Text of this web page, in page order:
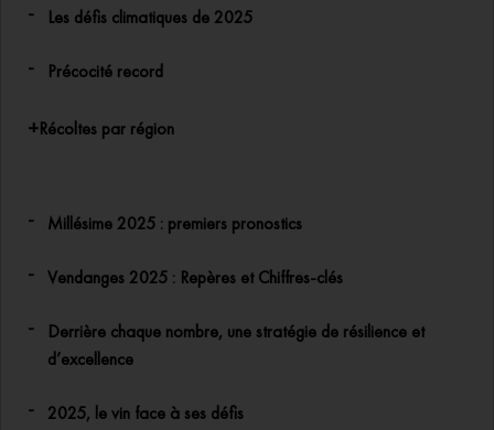
Les défis climatiques de 2025
Précocité record
+Récoltes par région
Millésime 2025 : premiers pronostics
Vendanges 2025 : Repères et Chiffres-clés
Derrière chaque nombre, une stratégie de résilience et
d’excellence
2025, le vin face à ses défis